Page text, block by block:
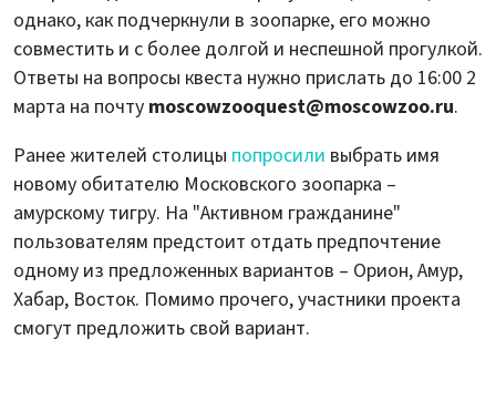
однако, как подчеркнули в зоопарке, его можно
совместить и с более долгой и неспешной прогулкой.
Ответы на вопросы квеста нужно прислать до 16:00 2
марта на почту moscowzooquest@moscowzoo.ru.
Ранее жителей столицы попросили выбрать имя
новому обитателю Московского зоопарка –
амурскому тигру. На "Активном гражданине"
пользователям предстоит отдать предпочтение
одному из предложенных вариантов – Орион, Амур,
Хабар, Восток. Помимо прочего, участники проекта
смогут предложить свой вариант.